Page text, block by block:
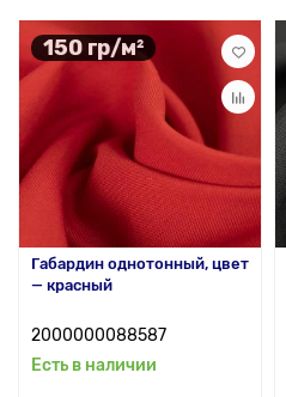
150 гр/м²
Габардин однотонный, цвет
— красный
2000000088587
Есть в наличии